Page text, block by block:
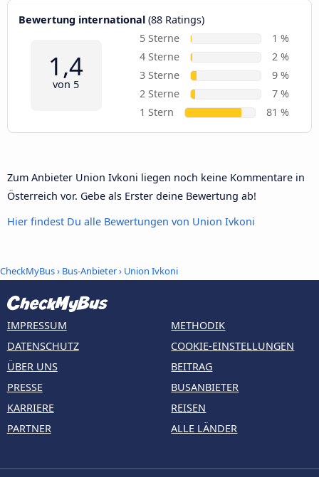
Bewertung international (88 Ratings)
1,4
von 5
5 Sterne
1 %
4 Sterne
2 %
3 Sterne
9 %
2 Sterne
7 %
1 Stern
81 %
Zum Anbieter Union Ivkoni liegen noch keine Kommentare in
Österreich vor. Gebe als Erster deine Bewertung ab!
Hier findest Du alle Bewertungen von Union Ivkoni
CheckMyBus› Bus-Anbieter› Union Ivkoni
IMPRESSUM
DATENSCHUTZ
ÜBER UNS
PRESSE
KARRIERE
PARTNER
METHODIK
COOKIE-EINSTELLUNGEN
BEITRAG
BUSANBIETER
REISEN
ALLE LÄNDER